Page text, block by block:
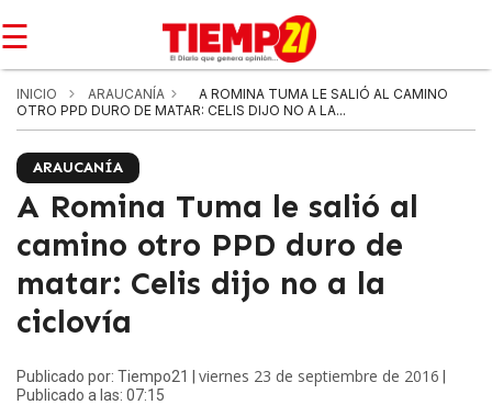
☰
INICIO ARAUCANÍA
A ROMINA TUMA LE SALIÓ AL CAMINO
OTRO PPD DURO DE MATAR: CELIS DIJO NO A LA...
ARAUCANÍA
A Romina Tuma le salió al
camino otro PPD duro de
matar: Celis dijo no a la
ciclovía
Publicado por: Tiempo21 | viernes 23 de septiembre de 2016
Publicado a las: 07:15